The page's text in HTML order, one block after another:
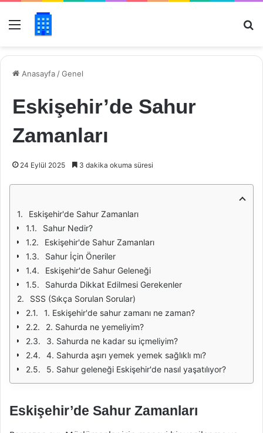
Menü
Anasayfa /Genel
Eskişehir’de Sahur
Zamanları
24 Eylül 2025 3 dakika okuma süresi
Eskişehir'de Sahur Zamanları
Sahur Nedir?
Eskişehir'de Sahur Zamanları
Sahur İçin Öneriler
Eskişehir'de Sahur Geleneği
Sahurda Dikkat Edilmesi Gerekenler
SSS (Sıkça Sorulan Sorular)
1. Eskişehir'de sahur zamanı ne zaman?
2. Sahurda ne yemeliyim?
3. Sahurda ne kadar su içmeliyim?
4. Sahurda aşırı yemek yemek sağlıklı mı?
5. Sahur geleneği Eskişehir'de nasıl yaşatılıyor?
Eskişehir’de Sahur Zamanları